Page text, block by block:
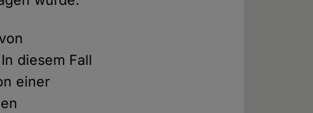
diesem Fall
einer